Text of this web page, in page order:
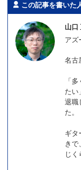
この記事を書いた
山口
アズ
名古
「
たい
退職
た。
ギタ
きで
じく